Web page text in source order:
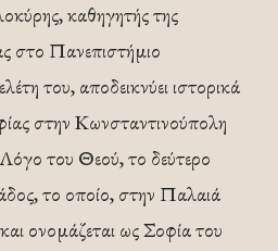
καθηγητής της
στο Πανεπιστήμιο
του, αποδεικνύει ιστορικά
στην Κωνσταντινούπολη
του Θεού, το δεύτερο
το οποίο, στην Παλαιά
ονομάζεται ως Σοφία του